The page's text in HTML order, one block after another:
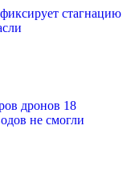
стагнацию
дронов 18
не смогли